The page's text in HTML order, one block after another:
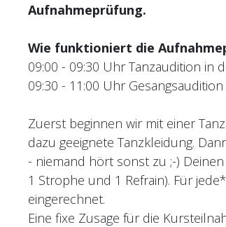
Aufnahmeprüfung.
Wie funktioniert die
09:00 - 09:30 Uhr Tanzaudition in
09:30 - 11:00 Uhr
Zuerst beginnen wir mit einer
dazu geeignete Tanzkleidung.
- niemand hört sonst zu ;-)
1 Strophe und 1 Refrain). Für
eingerechnet.
Eine fixe Zusage für die